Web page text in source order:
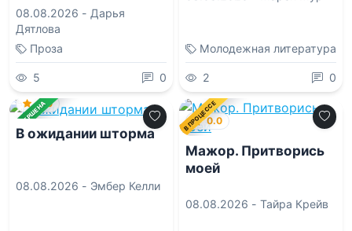
08.08.2026 - Дарья
Дятлова
Проза
5 0
Молодежная литература
2 0
ЗАВЕРШЕНА
0.0
В ожидании шторма
08.08.2026 - Эмбер Келли
В ПРОЦЕССЕ
0.0
Мажор. Притворись
моей
08.08.2026 - Тайра Крейв